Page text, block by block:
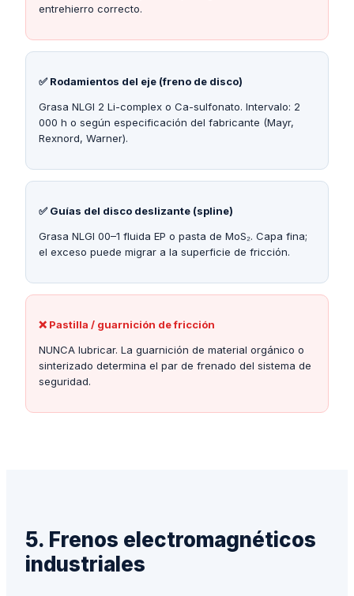
entrehierro correcto.
✅ Rodamientos del eje (freno de disco)
Grasa NLGI 2 Li-complex o Ca-sulfonato. Intervalo: 2
000 h o según especificación del fabricante (Mayr,
Rexnord, Warner).
✅ Guías del disco deslizante (spline)
Grasa NLGI 00–1 fluida EP o pasta de MoS₂. Capa fina;
el exceso puede migrar a la superficie de fricción.
❌ Pastilla / guarnición de fricción
NUNCA lubricar. La guarnición de material orgánico o
sinterizado determina el par de frenado del sistema de
seguridad.
5. Frenos electromagnéticos
industriales